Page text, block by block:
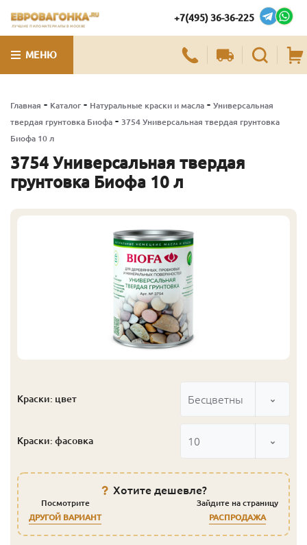
ЛУЧШИЕ ПИЛОМАТЕРИАЛЫ В МОСКВЕ
+7(495) 36-36-225
МЕНЮ
Главная - Каталог - Натуральные краски и масла - Универсальная
твердая грунтовка Биофа - 3754 Универсальная твердая грунтовка
Биофа 10 л
3754 Универсальная твердая
грунтовка Биофа 10 л
Краски: цвет Бесцветный
Краски: фасовка 10
Хотите дешевле?
Посмотрите
ДРУГОЙ ВАРИАНТ
Зайдите на страницу
РАСПРОДАЖА